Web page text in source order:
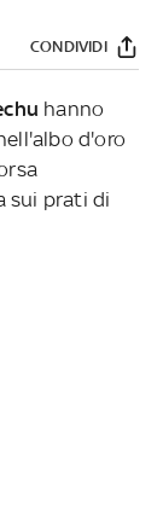
CONDIVIDI
hanno
d'oro
sui prati di